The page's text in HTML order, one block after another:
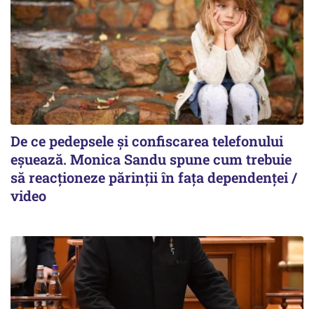
De ce pedepsele și confiscarea telefonului
eșuează. Monica Sandu spune cum trebuie
să reacționeze părinții în fața dependenței /
video